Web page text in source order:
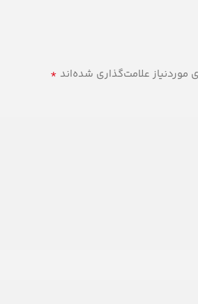
علامت‌گذاری شده‌اند *